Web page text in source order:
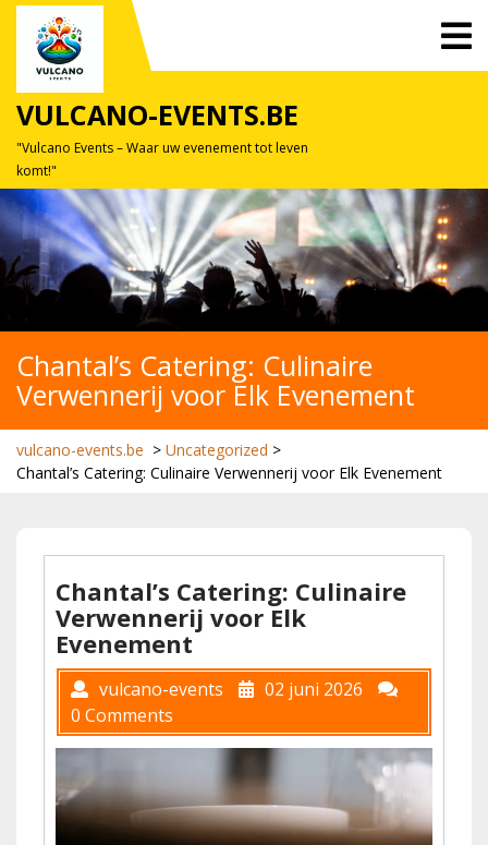
Skip
content
VULCANO-EVENTS.BE
"Vulcano Events – Waar uw evenement tot leven
komt!"
Chantal’s Catering: Culinaire
Verwennerij voor Elk Evenement
vulcano-events.be > Uncategorized >
Chantal’s Catering: Culinaire Verwennerij voor Elk Evenement
Chantal’s Catering: Culinaire
Verwennerij voor Elk
Evenement
vulcano-events
02 juni 2026
0 Comments